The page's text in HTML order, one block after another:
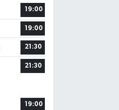
19:00
19:00
21:30
21:30
19:00